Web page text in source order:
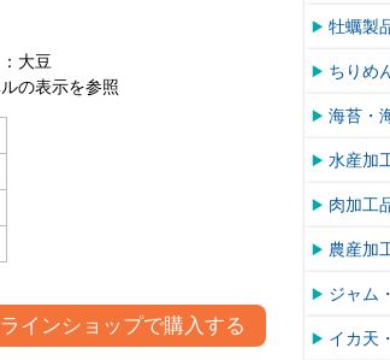
大豆
の表示を参照
インショップで購入する
牡蠣製
ちりめ
海苔・
水産加
肉加工
農産加
ジャム
イカ天